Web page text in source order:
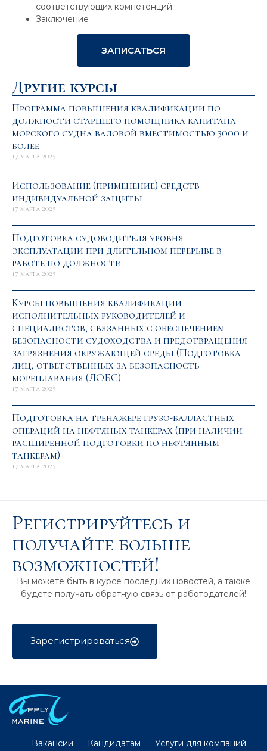
соответствующих компетенций.
Заключение
ЗАПИСАТЬСЯ
Другие курсы
Программа повышения квалификации по
должности старшего помощника капитана
морского судна валовой вместимостью 3000 и
более
17 марта 2025
Использование (применение) средств
индивидуальной защиты
17 марта 2025
Подготовка судоводителя уровня
эксплуатации при длительном перерыве в
работе по должности
17 марта 2025
Курсы повышения квалификации
исполнительных руководителей и
специалистов, связанных с обеспечением
безопасности судоходства и предотвращения
загрязнения окружающей среды (Подготовка
лиц, ответственных за безопасность
мореплавания (ЛОБС)
17 марта 2025
Подготовка на тренажере грузо-балластных
операций на нефтяных танкерах (при наличии
расширенной подготовки по нефтянным
танкерам)
17 марта 2025
Регистрируйтесь и
получайте больше
возможностей!
Вы можете быть в курсе последних новостей, а также
будете получать обратную связь от работодателей!
Зарегистрироваться
Вакансии Кандидатам Услуги для компаний